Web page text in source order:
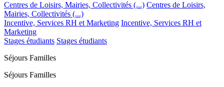
Centres de Loisirs, Mairies, Collectivités (...) Centres de Loisirs,
Mairies, Collectivités (...)
Incentive, Services RH et Marketing Incentive, Services RH et
Marketing
Stages étudiants Stages étudiants
Séjours Familles
Séjours Familles